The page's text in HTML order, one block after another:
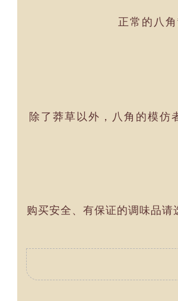
正常的八
除了莽草以外，八角的模仿
购买安全、有保证的调味品